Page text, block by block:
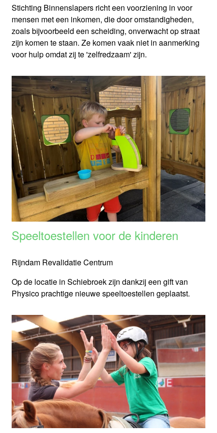
Stichting Binnenslapers richt een voorziening in voor
mensen met een inkomen, die door omstandigheden,
zoals bijvoorbeeld een scheiding, onverwacht op straat
zijn komen te staan. Ze komen vaak niet in aanmerking
voor hulp omdat zij te 'zelfredzaam' zijn.
Speeltoestellen voor de kinderen
Rijndam Revalidatie Centrum
Op de locatie in Schiebroek zijn dankzij een gift van
Physico prachtige nieuwe speeltoestellen geplaatst.